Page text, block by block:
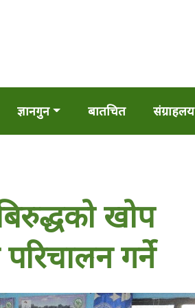
ज्ञानगुन बातचित संग्राहलय
खोप
गर्ने